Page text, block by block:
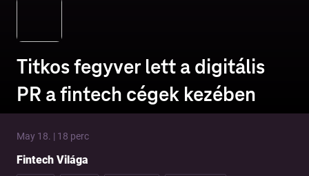
Titkos fegyver lett a digitális
PR a fintech cégek kezében
May 18. | 18 perc
Fintech Világa